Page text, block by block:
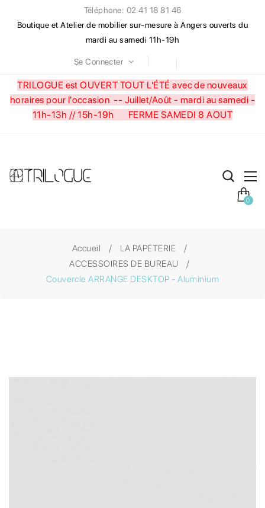
Téléphone: 02 41 18 81 46
Boutique et Atelier de mobilier sur-mesure à Angers ouverts du
mardi au samedi 11h-19h
Se Connecter
TRILOGUE est OUVERT TOUT L'ÉTÉ avec de nouveaux
horaires pour l'occasion -- Juillet/Août - mardi au samedi -
11h-13h // 15h-19h FERME SAMEDI 8 AOUT
0
Accueil
LA PAPETERIE
ACCESSOIRES DE BUREAU
Couvercle ARRANGE DESKTOP - Aluminium